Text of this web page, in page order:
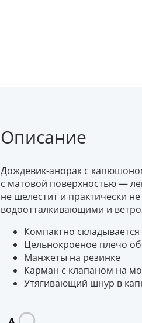
Описание
Дождевик-анорак с
с матовой поверхностью —
не шелестит и практически
водоотталкивающими и
Компактно
Цельнокроеное плечо
Манжеты на резинке
Карман с клапаном на
Утягивающий шнур в